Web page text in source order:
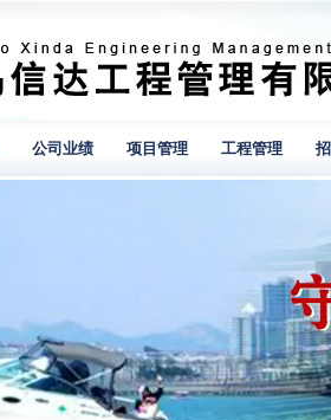
公司业绩 项目管理 工程管理